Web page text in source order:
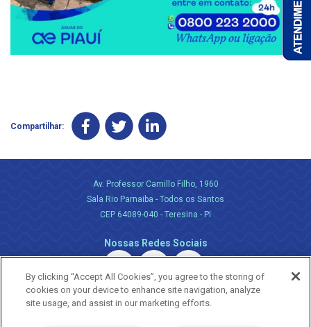
Compartilhar:
Av. Professor Camillo Filho, 1960
Sala Rio Parnaiba - Todos os Santos
CEP 64089-040 - Teresina - PI
Nossas Redes Sociais
By clicking “Accept All Cookies”, you agree to the storing of
cookies on your device to enhance site navigation, analyze
site usage, and assist in our marketing efforts.